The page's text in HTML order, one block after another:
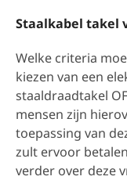
Staalkabel takel
Welke criteria
kiezen van een
staaldraadtakel
mensen zijn
toepassing van
zult ervoor
verder over deze